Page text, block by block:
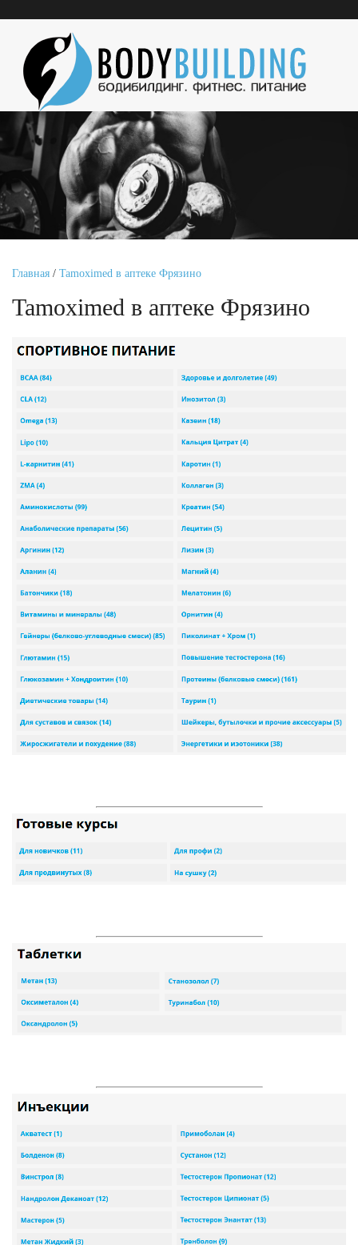
Главная / Tamoximed в аптеке Фрязино
Tamoximed в аптеке Фрязино